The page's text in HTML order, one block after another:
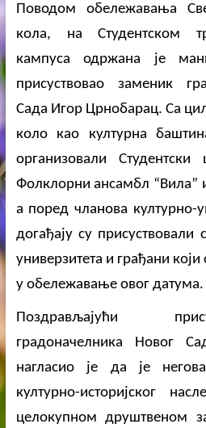
Поводом обележавања
кола, на Студентском
кампуса одржана је
присуствовао заменик
Сада Игор Црнобарац. Са
коло као културна
организовали
Фолклорни ансамбл “Вила”
а поред чланова културно-
догађају су присуствовали
универзитета и грађани
у обележавање овог датума.
Поздрављајући
градоначелника Новог
нагласио је да је
културно-историјског
целокупном друштвеном